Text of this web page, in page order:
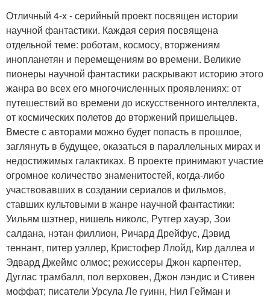
Отличный 4-х - серийный проект посвящен истории
научной фантастики. Каждая серия посвящена
отдельной теме: роботам, космосу, вторжениям
инопланетян и перемещениям во времени. Великие
пионеры научной фантастики раскрывают историю этого
жанра во всех его многочисленных проявлениях: от
путешествий во времени до искусственного интеллекта,
от космических полетов до вторжений пришельцев.
Вместе с авторами можно будет попасть в прошлое,
заглянуть в будущее, оказаться в параллельных мирах и
недостижимых галактиках. В проекте принимают участие
огромное количество знаменитостей, когда-либо
участвовавших в создании сериалов и фильмов,
ставших культовыми в жанре научной фантастики:
Уильям шэтнер, нишель николс, Рутгер хауэр, Зои
салдана, нэтан филлион, Ричард Дрейфус, Дэвид
теннант, питер уэллер, Кристофер Ллойд, Кир даллеа и
Эдвард Джеймс олмос; режиссеры Джон карпентер,
Дуглас трамбалл, пол верховен, Джон лэндис и Стивен
моффат; писатели Урсула Ле гуинн, Нил Гейман и